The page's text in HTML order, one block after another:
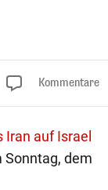
Kommentare
auf Israel
Sonntag, dem